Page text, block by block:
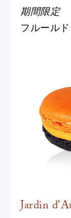
期間限定
フルール
Jardin